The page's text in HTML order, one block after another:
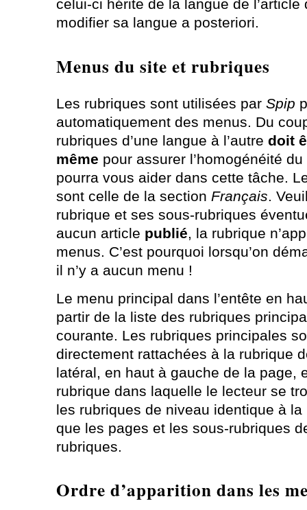
celui-ci hérite de la langue de
modifier sa langue a posteriori.
Menus du site et rubriques
Les rubriques sont utilisées par Spip
automatiquement des menus. Du
rubriques d’une langue à l’autre doit
même pour assurer l’homogénéité
pourra vous aider dans cette tâche.
sont celle de la section Français.
rubrique et ses sous-rubriques
aucun article publié, la rubrique
menus. C’est pourquoi lorsqu’on
il n’y a aucun menu !
Le menu principal dans l’entête en
partir de la liste des rubriques
courante. Les rubriques principales
directement rattachées à la rubrique
latéral, en haut à gauche de la page,
rubrique dans laquelle le lecteur se
les rubriques de niveau identique à
que les pages et les sous-rubriques
rubriques.
Ordre d’apparition dans les